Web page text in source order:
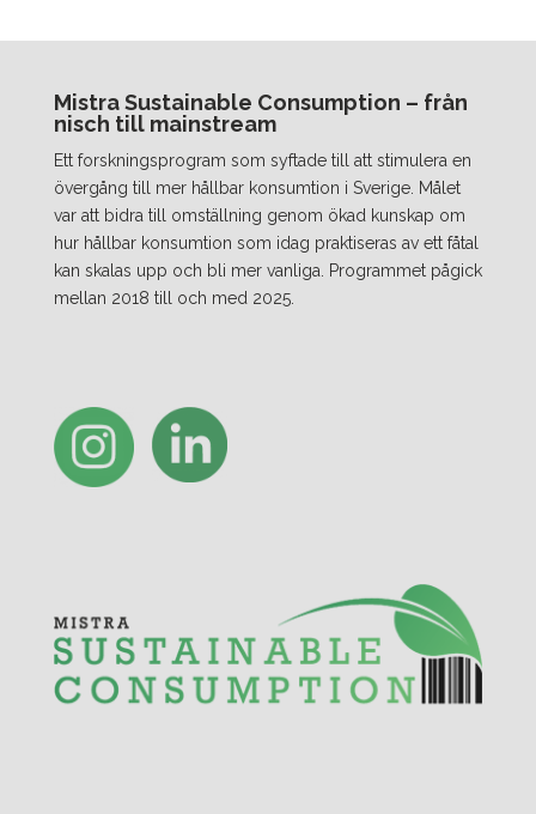
Mistra Sustainable Consumption – från
nisch till mainstream
Ett forskningsprogram som syftade till att stimulera en
övergång till mer hållbar konsumtion i Sverige. Målet
var att bidra till omställning genom ökad kunskap om
hur hållbar konsumtion som idag praktiseras av ett fåtal
kan skalas upp och bli mer vanliga. Programmet pågick
mellan 2018 till och med 2025.